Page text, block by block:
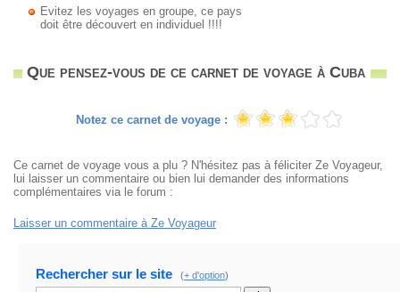
Evitez les voyages en groupe, ce pays
doit être découvert en individuel !!!!
Que pensez-vous de ce carnet de voyage à Cuba
Notez ce carnet de voyage :
Ce carnet de voyage vous a plu ? N'hésitez pas à féliciter Ze Voyageur,
lui laisser un commentaire ou bien lui demander des informations
complémentaires via le forum :
Laisser un commentaire à Ze Voyageur
Rechercher sur le site (+ d'option)